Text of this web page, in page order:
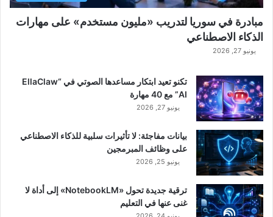
مبادرة في سوريا لتدريب «مليون مستخدم» على مهارات
الذكاء الاصطناعي
يونيو 27, 2026
تكنو تعيد ابتكار مساعدها الصوتي في “EllaClaw
AI” مع 40 مهارة
يونيو 27, 2026
بيانات مفاجئة: لا تأثيرات سلبية للذكاء الاصطناعي
على وظائف المبرمجين
يونيو 25, 2026
ترقية جديدة تحول «NotebookLM» إلى أداة لا
غنى عنها في التعليم